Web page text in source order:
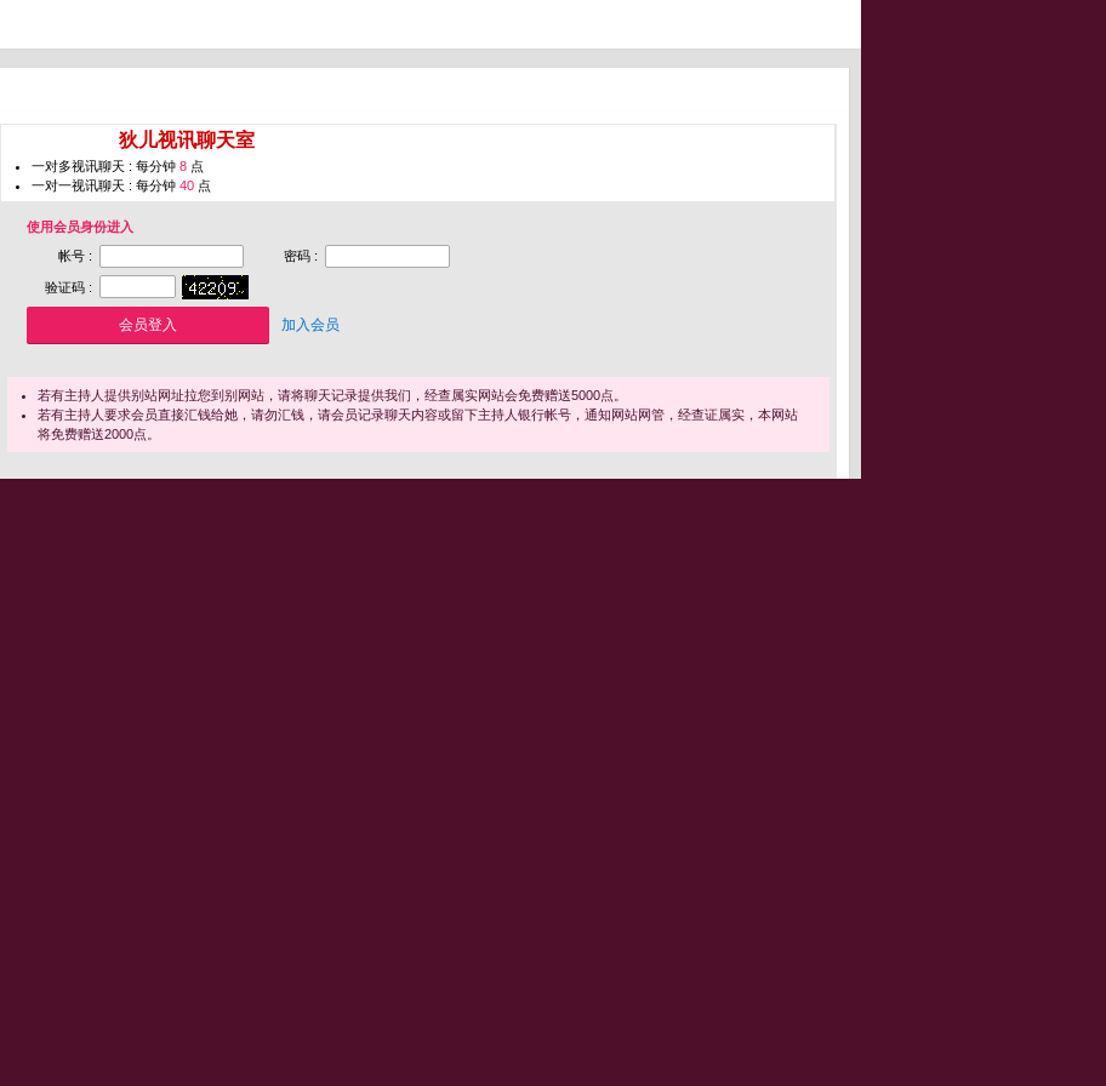
狄儿视讯聊天室
一对多视讯聊天 : 每分钟 8 点
一对一视讯聊天 : 每分钟 40 点
使用会员身份进入
帐号 :
密码 :
验证码 :
加入会员
若有主持人提供别站网址拉您到别网站，请将聊天记录提供我们，经查属实网站会免费赠送5000点。
若有主持人要求会员直接汇钱给她，请勿汇钱，请会员记录聊天内容或留下主持人银行帐号，通知网站网管，经查证属实，本网站
将免费赠送2000点。